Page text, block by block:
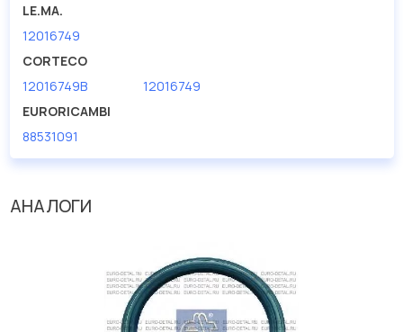
LE.MA.
12016749
CORTECO
12016749B
12016749
EURORICAMBI
88531091
АНАЛОГИ